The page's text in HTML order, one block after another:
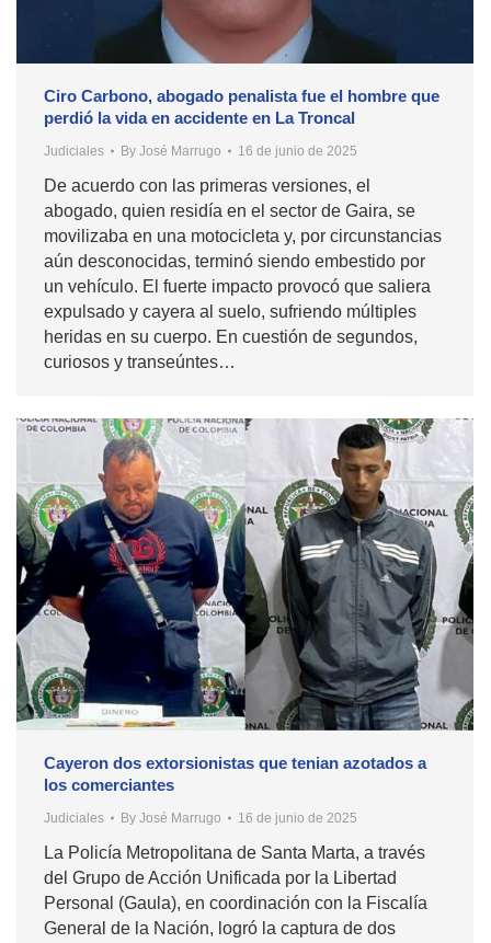
Ciro Carbono, abogado penalista fue el hombre que
perdió la vida en accidente en La Troncal
Judiciales By José Marrugo 16 de junio de 2025
De acuerdo con las primeras versiones, el
abogado, quien residía en el sector de Gaira, se
movilizaba en una motocicleta y, por circunstancias
aún desconocidas, terminó siendo embestido por
un vehículo. El fuerte impacto provocó que saliera
expulsado y cayera al suelo, sufriendo múltiples
heridas en su cuerpo. En cuestión de segundos,
curiosos y transeúntes…
Cayeron dos extorsionistas que tenian azotados a
los comerciantes
Judiciales By José Marrugo 16 de junio de 2025
La Policía Metropolitana de Santa Marta, a través
del Grupo de Acción Unificada por la Libertad
Personal (Gaula), en coordinación con la Fiscalía
General de la Nación, logró la captura de dos